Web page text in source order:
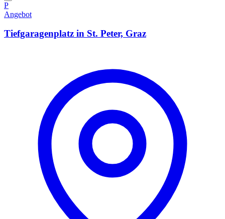
P
Angebot
Tiefgaragenplatz in St. Peter, Graz